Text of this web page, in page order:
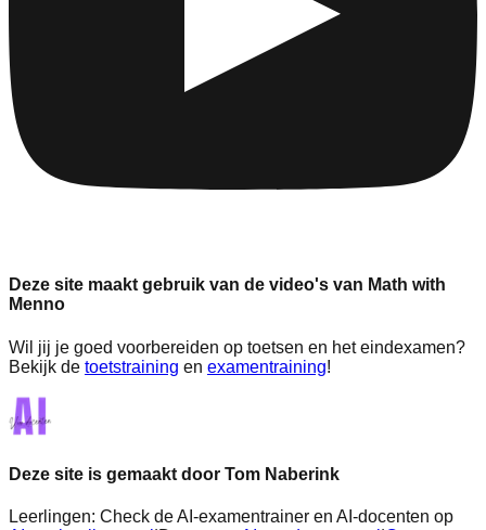
Deze site maakt gebruik van de video's van Math with
Menno
Wil jij je goed voorbereiden op toetsen en het eindexamen?
Bekijk de toetstraining en examentraining!
Deze site is gemaakt door Tom Naberink
Leerlingen: Check de AI-examentrainer en AI-docenten op